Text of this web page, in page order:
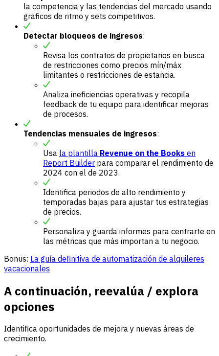
la competencia y las tendencias del mercado usando
gráficos de ritmo y sets competitivos.
Detectar bloqueos de ingresos:
Revisa los contratos de propietarios en busca
de restricciones como precios mín/máx
limitantes o restricciones de estancia.
Analiza ineficiencias operativas y recopila
feedback de tu equipo para identificar mejoras
de procesos.
Tendencias mensuales de ingresos:
Usa la plantilla Revenue on the Books en
Report Builder para comparar el rendimiento de
2024 con el de 2023.
Identifica periodos de alto rendimiento y
temporadas bajas para ajustar tus estrategias
de precios.
Personaliza y guarda informes para centrarte en
las métricas que más importan a tu negocio.
Bonus: La guía definitiva de automatización de alquileres
vacacionales
A continuación, reevalúa / explora
opciones
Identifica oportunidades de mejora y nuevas áreas de
crecimiento.